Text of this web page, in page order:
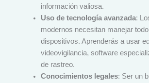
información valiosa.
Uso de tecnología avanzada:
modernos necesitan manejar
dispositivos. Aprenderás a usar
videovigilancia, software
de rastreo.
Conocimientos legales: Ser un